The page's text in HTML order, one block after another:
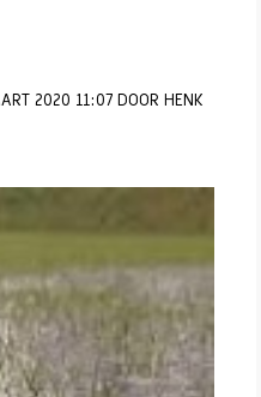
2020 11:07 DOOR HENK